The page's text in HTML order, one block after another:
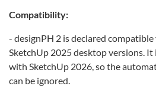
Compatibility:
- designPH 2 is declared
SketchUp 2025 desktop versions.
with SketchUp 2026, so the
can be ignored.